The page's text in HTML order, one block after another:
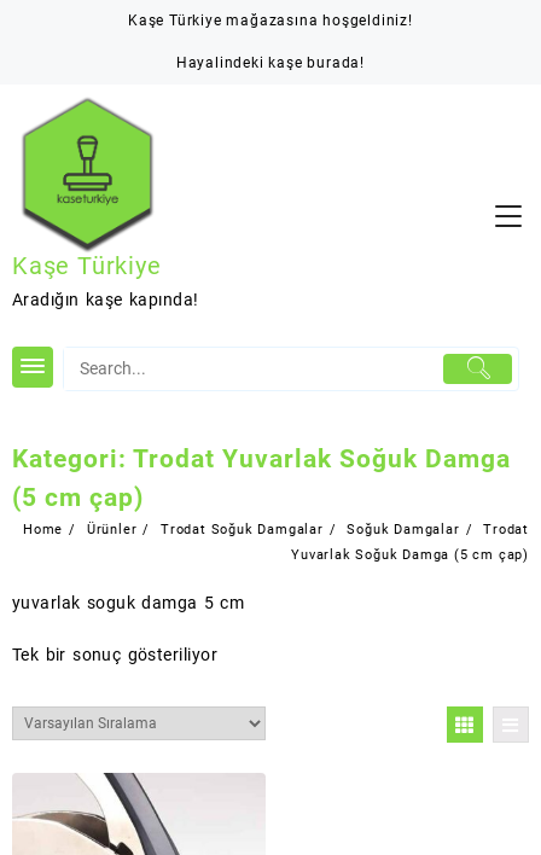
Kaşe Türkiye mağazasına hoşgeldiniz!
Hayalindeki kaşe burada!
Kaşe Türkiye
Aradığın kaşe kapında!
Kategori: Trodat Yuvarlak Soğuk Damga
(5 cm çap)
Home Ürünler Trodat Soğuk Damgalar Soğuk Damgalar
Trodat
Yuvarlak Soğuk Damga (5 cm çap)
yuvarlak soguk damga 5 cm
Tek bir sonuç gösteriliyor